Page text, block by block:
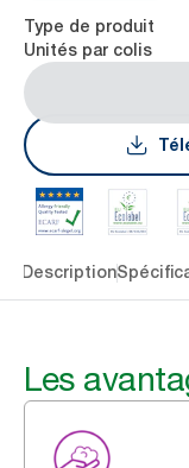
Type de produit
Unités par colis
Description
Les